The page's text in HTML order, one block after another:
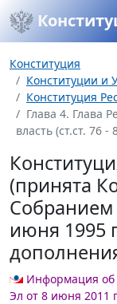
Конституция
Конституции и
Конституция
Глава 4. Глава
власть (ст.ст. 76 -
(принята
июня 1995
Информация об
Эл от 8 июня 2011